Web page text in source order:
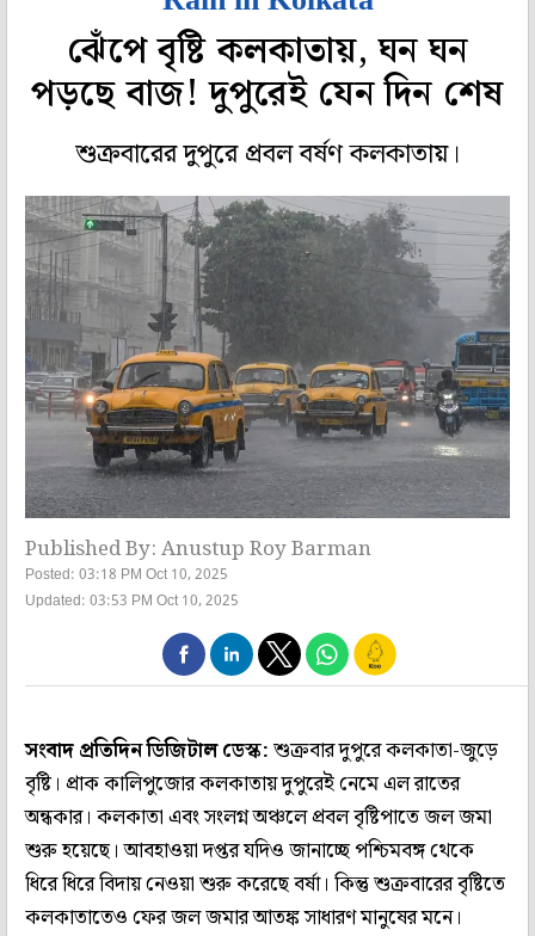
ঝেঁপে বৃষ্টি কলকাতায়, ঘন ঘন
পড়ছে বাজ! দুপুরেই যেন দিন শেষ
শুক্রবারের দুপুরে প্রবল বর্ষণ কলকাতায়।
Published By: Anustup Roy Barman
Posted: 03:18 PM Oct 10, 2025
Updated: 03:53 PM Oct 10, 2025
সংবাদ প্রতিদিন ডিজিটাল ডেস্ক:শুক্রবার দুপুরে কলকাতা-জুড়ে
বৃষ্টি। প্রাক কালিপুজোর কলকাতায় দুপুরেই নেমে এল রাতের
অন্ধকার। কলকাতা এবং সংলগ্ন অঞ্চলে প্রবল বৃষ্টিপাতে জল জমা
শুরু হয়েছে। আবহাওয়া দপ্তর যদিও জানাচ্ছে পশ্চিমবঙ্গ থেকে
ধিরে ধিরে বিদায় নেওয়া শুরু করেছে বর্ষা। কিন্তু শুক্রবারের বৃষ্টিতে
কলকাতাতেও ফের জল জমার আতঙ্ক সাধারণ মানুষের মনে।